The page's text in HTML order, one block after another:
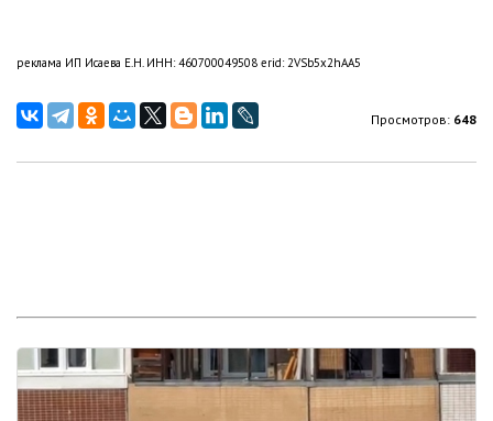
реклама ИП Исаева Е.Н. ИНН: 460700049508 erid: 2VSb5x2hAA5
Просмотров: 648